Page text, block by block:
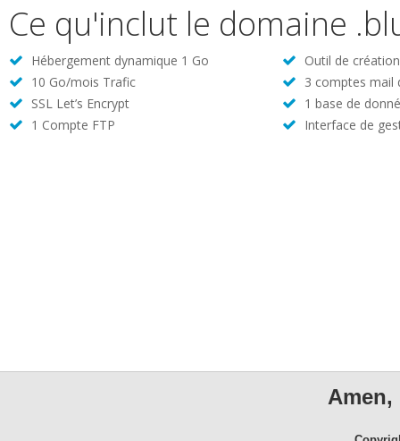
Ce qu'inclut le domaine
Hébergement dynamique 1 Go
Outil de
10 Go/mois Trafic
3 comptes mail
SSL Let’s Encrypt
1 base de
1 Compte FTP
Interface de